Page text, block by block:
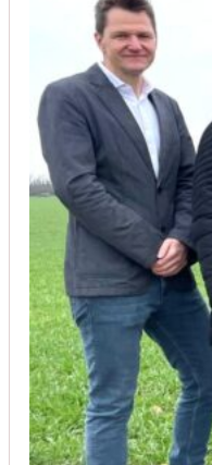
Unsere Kunden vertrauen
Christoph
aus unseren Google-
Vom Anbot bis
(Umbau) wurde
Johanna Koe
aus unseren Google-